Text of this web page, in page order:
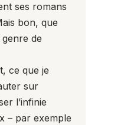
ses romans
bon, que
de
ce que je
sur
l’infinie
– par exemple